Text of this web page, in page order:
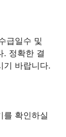
급일수 및
. 정확한 결
기 바랍니다.
를 확인하실